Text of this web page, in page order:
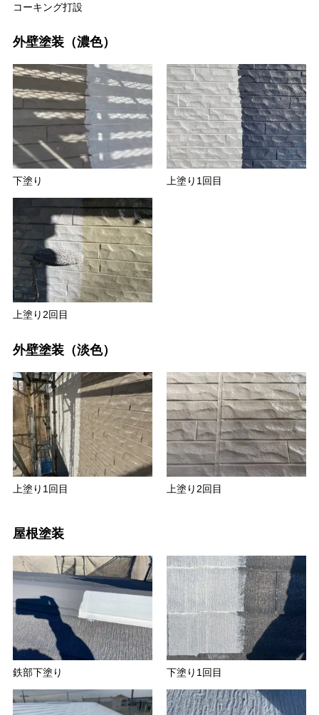
コーキング打設
外壁塗装（濃色）
下塗り 上塗り1回目
上塗り2回目
外壁塗装（淡色）
上塗り1回目 上塗り2回目
屋根塗装
鉄部下塗り 下塗り1回目